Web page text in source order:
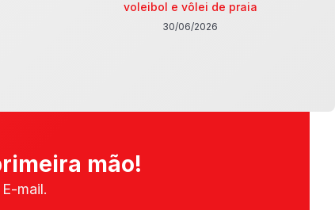
voleibol e vôlei de praia
30/06/2026
mão!
mail.